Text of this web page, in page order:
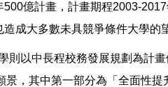
億計畫，計畫期程2003-
成大多數未具競爭條件大學的
以中長程校務發展規劃為計
，其中第一部分為「全面性提